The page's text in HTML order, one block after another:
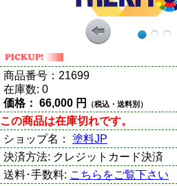
商品番号： 21699
在庫数: 0
価格： 66,000 円 （税込・送料別）
この商品は在庫切れです。
ショップ名： 塗料JP
決済方法: クレジットカード決済
送料･手数料: こちらをご覧下さい